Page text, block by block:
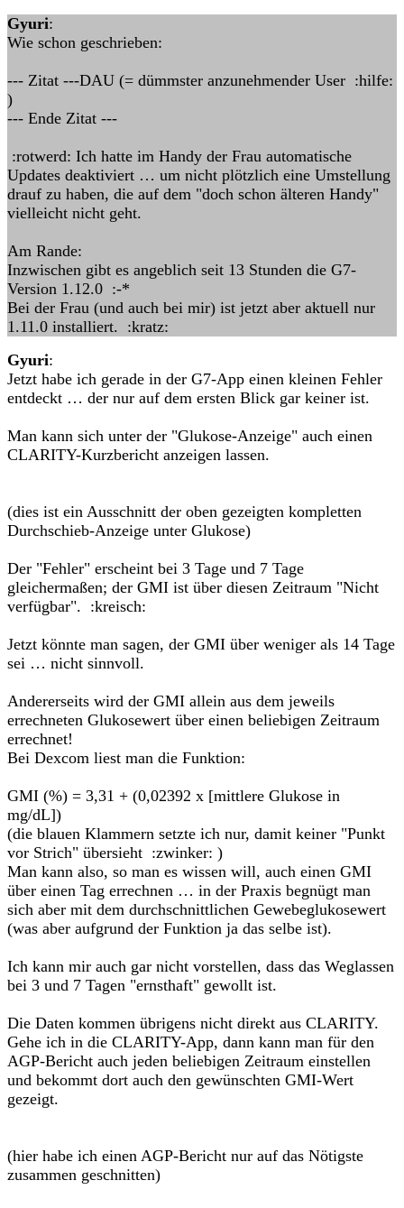
Gyuri:
Wie schon geschrieben:
--- Zitat ---DAU (= dümmster anzunehmender User :hilfe:
)
--- Ende Zitat ---
:rotwerd: Ich hatte im Handy der Frau automatische
Updates deaktiviert … um nicht plötzlich eine Umstellung
drauf zu haben, die auf dem "doch schon älteren Handy"
vielleicht nicht geht.
Am Rande:
Inzwischen gibt es angeblich seit 13 Stunden die G7-
Version 1.12.0 :-*
Bei der Frau (und auch bei mir) ist jetzt aber aktuell nur
1.11.0 installiert. :kratz:
Gyuri:
Jetzt habe ich gerade in der G7-App einen kleinen Fehler
entdeckt … der nur auf dem ersten Blick gar keiner ist.
Man kann sich unter der "Glukose-Anzeige" auch einen
CLARITY-Kurzbericht anzeigen lassen.
(dies ist ein Ausschnitt der oben gezeigten kompletten
Durchschieb-Anzeige unter Glukose)
Der "Fehler" erscheint bei 3 Tage und 7 Tage
gleichermaßen; der GMI ist über diesen Zeitraum "Nicht
verfügbar". :kreisch:
Jetzt könnte man sagen, der GMI über weniger als 14 Tage
sei … nicht sinnvoll.
Andererseits wird der GMI allein aus dem jeweils
errechneten Glukosewert über einen beliebigen Zeitraum
errechnet!
Bei Dexcom liest man die Funktion:
GMI (%) = 3,31 + (0,02392 x [mittlere Glukose in
mg/dL])
(die blauen Klammern setzte ich nur, damit keiner "Punkt
vor Strich" übersieht :zwinker: )
Man kann also, so man es wissen will, auch einen GMI
über einen Tag errechnen … in der Praxis begnügt man
sich aber mit dem durchschnittlichen Gewebeglukosewert
(was aber aufgrund der Funktion ja das selbe ist).
Ich kann mir auch gar nicht vorstellen, dass das Weglassen
bei 3 und 7 Tagen "ernsthaft" gewollt ist.
Die Daten kommen übrigens nicht direkt aus CLARITY.
Gehe ich in die CLARITY-App, dann kann man für den
AGP-Bericht auch jeden beliebigen Zeitraum einstellen
und bekommt dort auch den gewünschten GMI-Wert
gezeigt.
(hier habe ich einen AGP-Bericht nur auf das Nötigste
zusammen geschnitten)